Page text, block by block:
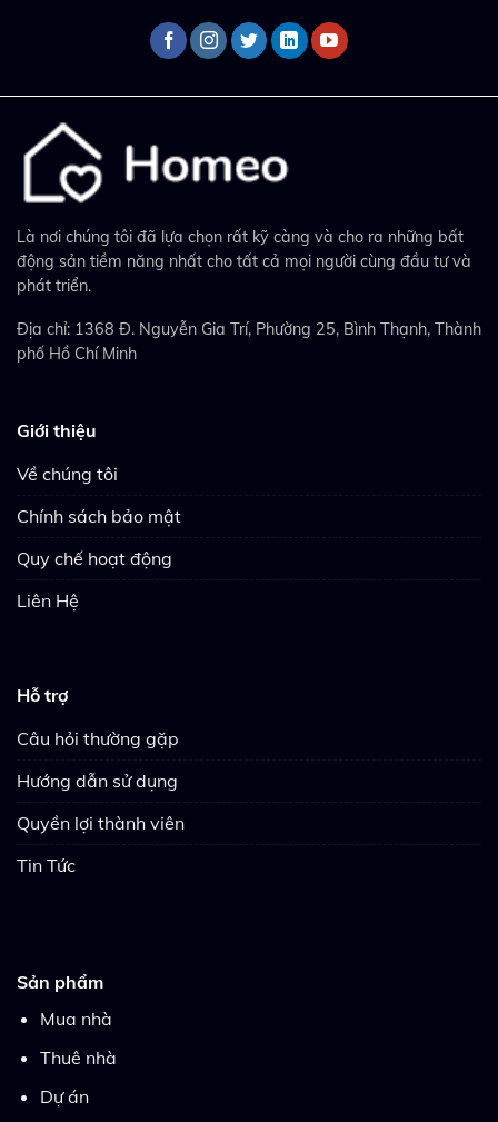
Là nơi chúng tôi đã lựa chọn rất kỹ càng và cho ra những bất
động sản tiềm năng nhất cho tất cả mọi người cùng đầu tư và
phát triển.
Địa chỉ: 1368 Đ. Nguyễn Gia Trí, Phường 25, Bình Thạnh, Thành
phố Hồ Chí Minh
Giới thiệu
Về chúng tôi
Chính sách bảo mật
Quy chế hoạt động
Liên Hệ
Hỗ trợ
Câu hỏi thường gặp
Hướng dẫn sử dụng
Quyền lợi thành viên
Tin Tức
Sản phẩm
Mua nhà
Thuê nhà
Dự án